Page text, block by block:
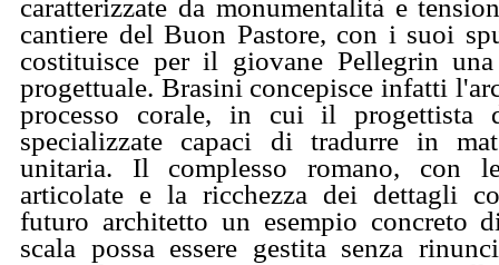
caratterizzate da monumentalità e
cantiere del Buon Pastore, con i suoi
costituisce per il giovane Pellegrin
progettuale. Brasini concepisce infatti
processo corale, in cui il progettista
specializzate capaci di tradurre in
unitaria. Il complesso romano, con
articolate e la ricchezza dei dettagli
futuro architetto un esempio concreto
scala possa essere gestita senza